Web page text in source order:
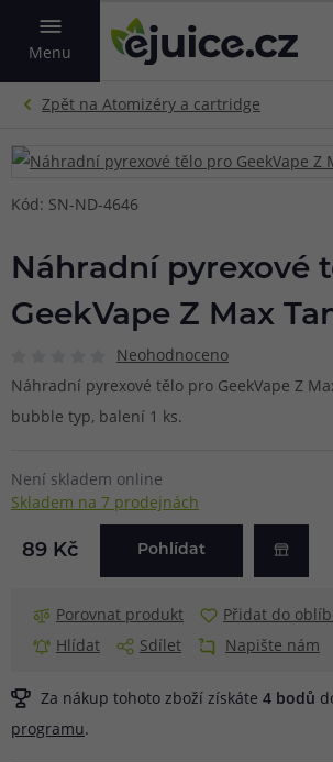
Menu
VYHLEDAT
Kód: SN-ND-4646
Náhradní pyrexové
GeekVape Z Max
Neohodnoceno
Náhradní pyrexové tělo pro GeekVape Z
bubble typ, balení 1 ks.
Není skladem online
Skladem na 7 prodejnách
89 Kč Pohlídat
Porovnat produkt
Přidat do
Hlídat
Sdílet Napište nám
Za nákup tohoto zboží získáte 4 bodů
programu.